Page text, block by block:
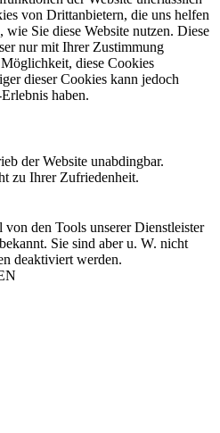
von Drittanbietern, die uns helfen
wie Sie diese Website nutzen. Diese
nur mit Ihrer Zustimmung
diese Cookies
dieser Cookies kann jedoch
haben.
der Website unabdingbar.
zu Ihrer Zufriedenheit.
den Tools unserer Dienstleister
Sie sind aber u. W. nicht
deaktiviert werden.